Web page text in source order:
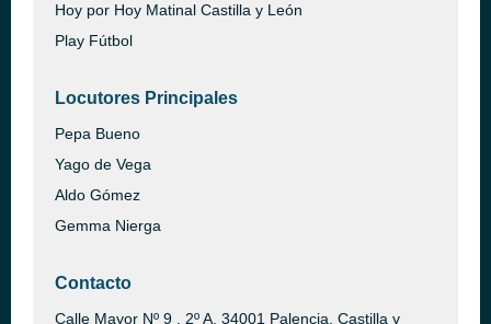
Hoy por Hoy Matinal Castilla y León
Play Fútbol
Locutores Principales
Pepa Bueno
Yago de Vega
Aldo Gómez
Gemma Nierga
Contacto
Calle Mayor Nº 9 , 2º A, 34001 Palencia, Castilla y